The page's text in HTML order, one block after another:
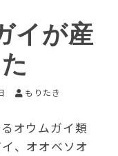
イが産
もりたき
オウムガイ類
、オオベソオ